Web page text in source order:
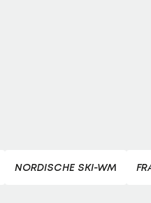
NORDISCHE SKI-WM